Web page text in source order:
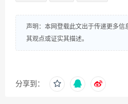
声明：本网登载此文出于传递更多信
其观点或证实其描述。
分享到：